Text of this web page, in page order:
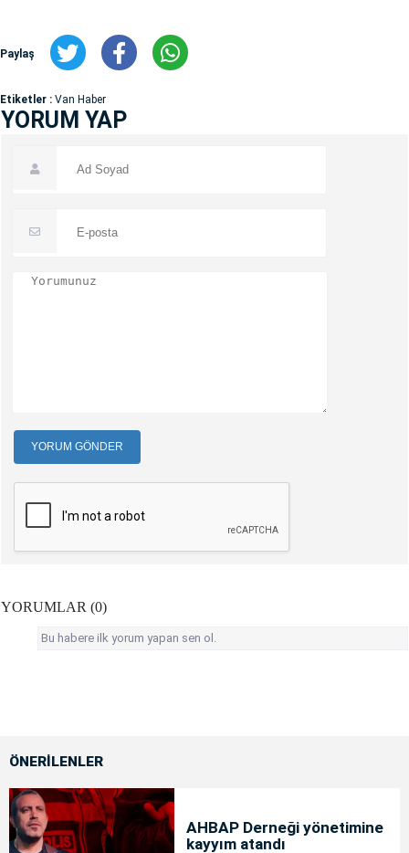
Paylaş
Etiketler : Van Haber
YORUM YAP
YORUM GÖNDER
YORUMLAR (0)
Bu habere ilk yorum yapan sen ol.
ÖNERİLENLER
AHBAP Derneği yönetimine
kayyım atandı